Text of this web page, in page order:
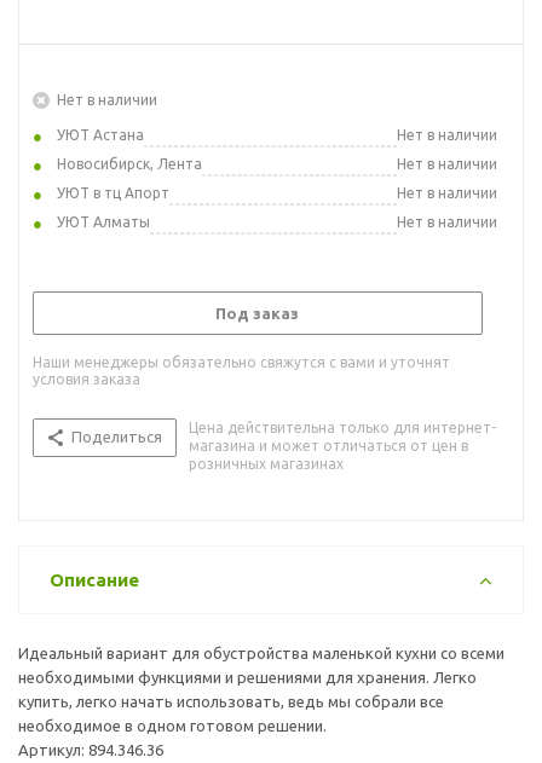
Нет в наличии
УЮТ Астана
Нет в наличии
Новосибирск, Лента
Нет в наличии
УЮТ в тц Апорт
Нет в наличии
УЮТ Алматы
Нет в наличии
Под заказ
Наши менеджеры обязательно свяжутся с вами и уточнят
условия заказа
Поделиться
Цена действительна только для интернет-
магазина и может отличаться от цен в
розничных магазинах
Описание
Идеальный вариант для обустройства маленькой кухни со всеми
необходимыми функциями и решениями для хранения. Легко
купить, легко начать использовать, ведь мы собрали все
необходимое в одном готовом решении.
Артикул: 894.346.36